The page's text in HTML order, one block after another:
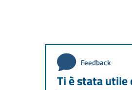
Feedback
Ti è stata utile